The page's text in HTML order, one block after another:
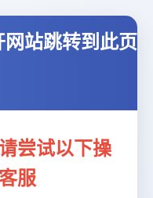
站跳转到此页
尝试以下操
服